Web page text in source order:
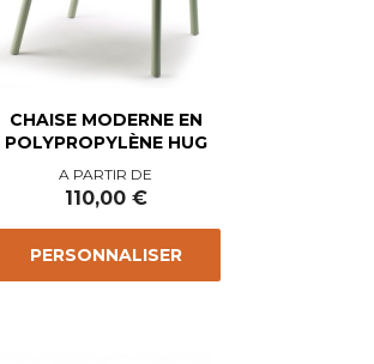
CHAISE MODERNE EN
POLYPROPYLÈNE HUG
Prix
A PARTIR DE
110,00 €
PERSONNALISER